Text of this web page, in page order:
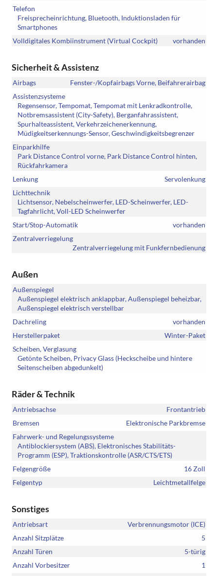
Telefon
Freisprecheinrichtung, Bluetooth, Induktionsladen für
Smartphones
Volldigitales Kombiinstrument (Virtual Cockpit)
vorhanden
Sicherheit & Assistenz
Airbags
Fenster-/Kopfairbags Vorne, Beifahrerairbag
Assistenzsysteme
Regensensor, Tempomat, Tempomat mit Lenkradkontrolle,
Notbremsassistent (City-Safety), Berganfahrassistent,
Spurhalteassistent, Verkehrzeichenerkennung,
Müdigkeitserkennungs-Sensor, Geschwindigkeitsbegrenzer
Einparkhilfe
Park Distance Control vorne, Park Distance Control hinten,
Rückfahrkamera
Lenkung
Servolenkung
Lichttechnik
Lichtsensor, Nebelscheinwerfer, LED-Scheinwerfer, LED-
Tagfahrlicht, Voll-LED Scheinwerfer
Start/Stop-Automatik
vorhanden
Zentralverriegelung
Zentralverriegelung mit Funkfernbedienung
Außen
Außenspiegel
Außenspiegel elektrisch anklappbar, Außenspiegel beheizbar,
Außenspiegel elektrisch verstellbar
Dachreling
vorhanden
Herstellerpaket
Winter-Paket
Scheiben, Verglasung
Getönte Scheiben, Privacy Glass (Heckscheibe und hintere
Seitenscheiben abgedunkelt)
Räder & Technik
Antriebsachse
Frontantrieb
Bremsen
Elektronische Parkbremse
Fahrwerk- und Regelungssysteme
Antiblockiersystem (ABS), Elektronisches Stabilitäts-
Programm (ESP), Traktionskontrolle (ASR/CTS/ETS)
Felgengröße
16 Zoll
Felgentyp
Leichtmetallfelge
Sonstiges
Antriebsart
Verbrennungsmotor (ICE)
Anzahl Sitzplätze
5
Anzahl Türen
5-türig
Anzahl Vorbesitzer
1